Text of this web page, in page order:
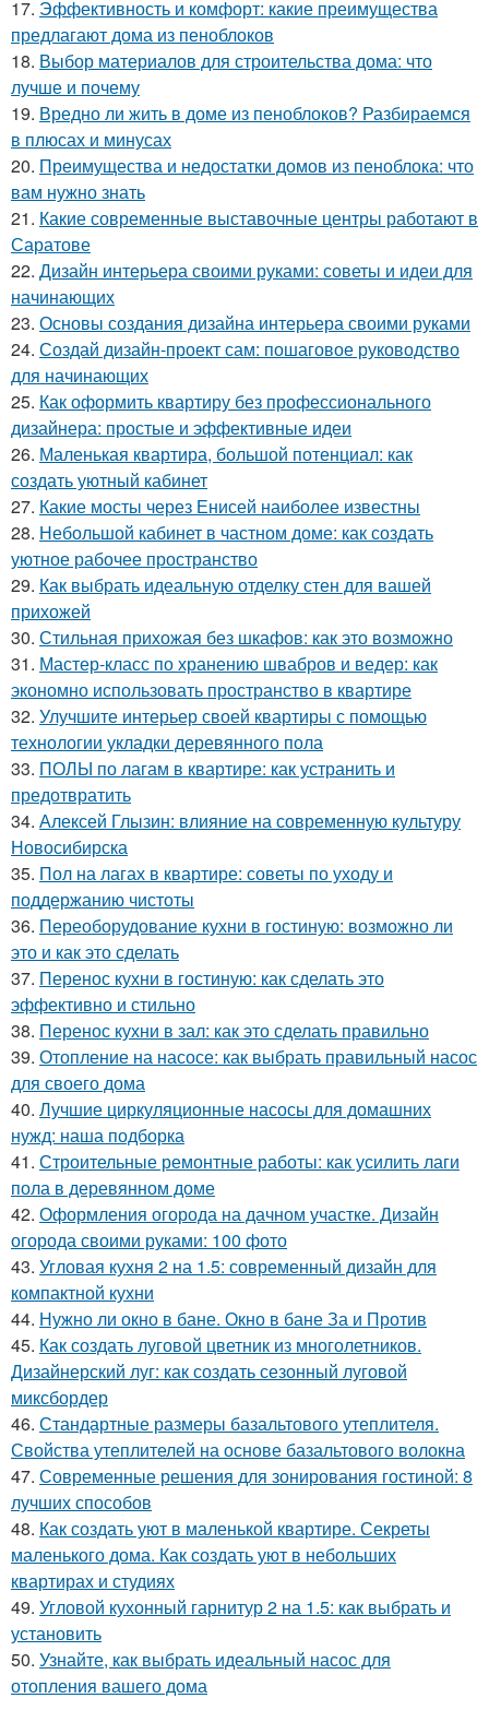
17. Эффективность и комфорт: какие преимущества
предлагают дома из пеноблоков
18. Выбор материалов для строительства дома: что
лучше и почему
19. Вредно ли жить в доме из пеноблоков? Разбираемся
в плюсах и минусах
20. Преимущества и недостатки домов из пеноблока: что
вам нужно знать
21. Какие современные выставочные центры работают в
Саратове
22. Дизайн интерьера своими руками: советы и идеи для
начинающих
23. Основы создания дизайна интерьера своими руками
24. Создай дизайн-проект сам: пошаговое руководство
для начинающих
25. Как оформить квартиру без профессионального
дизайнера: простые и эффективные идеи
26. Маленькая квартира, большой потенциал: как
создать уютный кабинет
27. Какие мосты через Енисей наиболее известны
28. Небольшой кабинет в частном доме: как создать
уютное рабочее пространство
29. Как выбрать идеальную отделку стен для вашей
прихожей
30. Стильная прихожая без шкафов: как это возможно
31. Мастер-класс по хранению швабров и ведер: как
экономно использовать пространство в квартире
32. Улучшите интерьер своей квартиры с помощью
технологии укладки деревянного пола
33. ПОЛЫ по лагам в квартире: как устранить и
предотвратить
34. Алексей Глызин: влияние на современную культуру
Новосибирска
35. Пол на лагах в квартире: советы по уходу и
поддержанию чистоты
36. Переоборудование кухни в гостиную: возможно ли
это и как это сделать
37. Перенос кухни в гостиную: как сделать это
эффективно и стильно
38. Перенос кухни в зал: как это сделать правильно
39. Отопление на насосе: как выбрать правильный насос
для своего дома
40. Лучшие циркуляционные насосы для домашних
нужд: наша подборка
41. Строительные ремонтные работы: как усилить лаги
пола в деревянном доме
42. Оформления огорода на дачном участке. Дизайн
огорода своими руками: 100 фото
43. Угловая кухня 2 на 1.5: современный дизайн для
компактной кухни
44. Нужно ли окно в бане. Окно в бане За и Против
45. Как создать луговой цветник из многолетников.
Дизайнерский луг: как создать сезонный луговой
миксбордер
46. Стандартные размеры базальтового утеплителя.
Свойства утеплителей на основе базальтового волокна
47. Современные решения для зонирования гостиной: 8
лучших способов
48. Как создать уют в маленькой квартире. Секреты
маленького дома. Как создать уют в небольших
квартирах и студиях
49. Угловой кухонный гарнитур 2 на 1.5: как выбрать и
установить
50. Узнайте, как выбрать идеальный насос для
отопления вашего дома